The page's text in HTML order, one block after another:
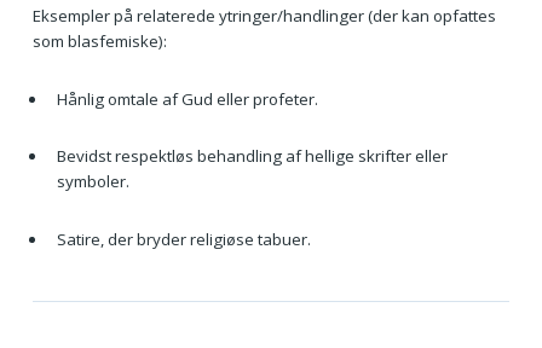
Eksempler på relaterede ytringer/handlinger (der kan opfattes
som blasfemiske):
Hånlig omtale af Gud eller profeter.
Bevidst respektløs behandling af hellige skrifter eller
symboler.
Satire, der bryder religiøse tabuer.